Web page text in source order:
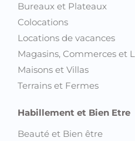
Bureaux et Plateaux
Colocations
Locations de vacances
Magasins, Commerces et
Maisons et Villas
Terrains et Fermes
Habillement et Bien Etre
Beauté et Bien être